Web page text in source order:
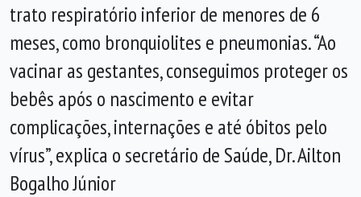
trato respiratório inferior de menores de 6
meses, como bronquiolites e pneumonias. “Ao
vacinar as gestantes, conseguimos proteger os
bebês após o nascimento e evitar
complicações, internações e até óbitos pelo
vírus”, explica o secretário de Saúde, Dr. Ailton
Bogalho Júnior